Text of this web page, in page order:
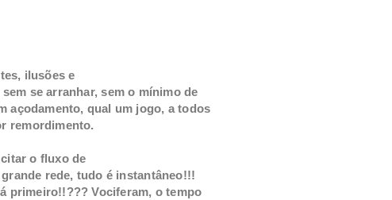
ilusões e
se arranhar, sem o mínimo de
açodamento, qual um jogo, a todos
remordimento.
o fluxo de
rede, tudo é instantâneo!!!
primeiro!!??? Vociferam, o tempo